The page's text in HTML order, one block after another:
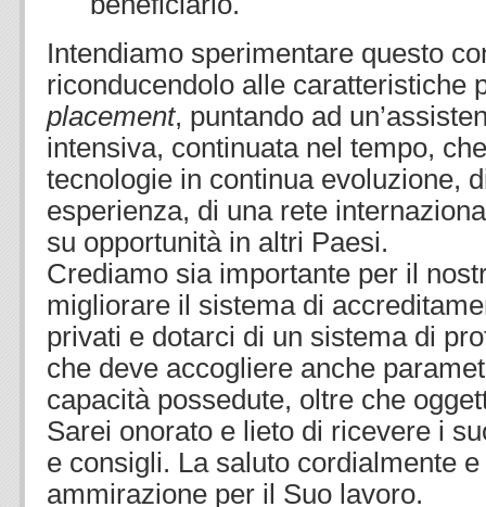
Intendiamo sperimentare questo
riconducendolo alle caratteristiche
placement, puntando ad
intensiva, continuata nel tempo,
tecnologie in continua evoluzione,
esperienza, di una rete
su opportunità in altri Paesi.
Crediamo sia importante per il
migliorare il sistema di
privati e dotarci di un sistema di
che deve accogliere anche
capacità possedute, oltre che
Sarei onorato e lieto di ricevere i
e consigli. La saluto cordialmente
ammirazione per il Suo lavoro.